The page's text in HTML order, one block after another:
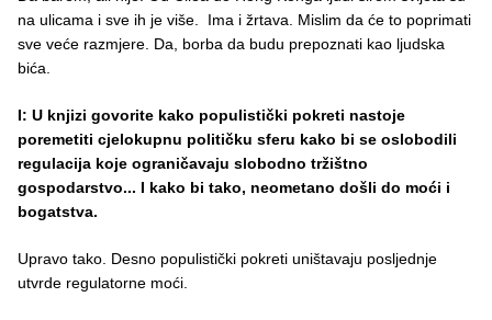
na ulicama i sve ih je više. Ima i žrtava. Mislim da će to poprimati
sve veće razmjere. Da, borba da budu prepoznati kao ljudska
bića.
I: U knjizi govorite kako populistički pokreti nastoje
poremetiti cjelokupnu političku sferu kako bi se oslobodili
regulacija koje ograničavaju slobodno tržištno
gospodarstvo... I kako bi tako, neometano došli do moći i
bogatstva.
Upravo tako. Desno populistički pokreti uništavaju posljednje
utvrde regulatorne moći.